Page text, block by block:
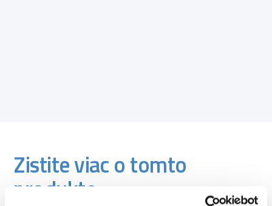
Zistite viac o tomto
produkte: